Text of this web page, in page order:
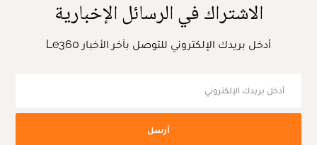
الاشتراك في الرسائل الإخبارية
أدخل بريدك الإلكتروني للتوصل بآخر الأخبار Le360
أرسل